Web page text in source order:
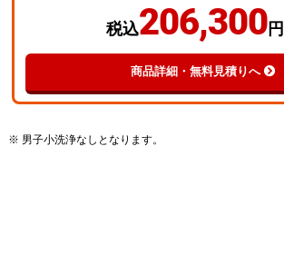
税込206,300
商品詳細・無料見積りへ
※ 男子小洗浄なしとなります。